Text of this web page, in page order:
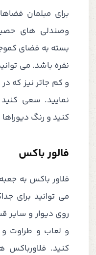
برای مبلمان
وصندلی های
بسته به فضای
نفره باشد. می
و کم جاتر نیز که
نمایید. سعی
کنید و رنگ
فالور باکس
فلاور باکس به
می توانید برای
روی دیوار و سایر
و لعاب و طراوت
کنید. فلاورباکس